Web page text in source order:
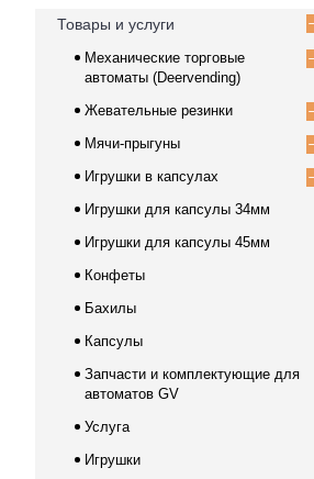
Товары и услуги
Механические торговые
автоматы (Deervending)
Жевательные резинки
Мячи-прыгуны
Игрушки в капсулах
Игрушки для капсулы 34мм
Игрушки для капсулы 45мм
Конфеты
Бахилы
Капсулы
Запчасти и комплектующие для
автоматов GV
Услуга
Игрушки